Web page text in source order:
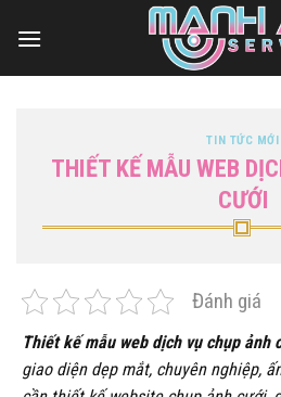
qua
TIN TỨC MỚI
THIẾT KẾ MẪU WEB
CƯỚI
Đánh giá
Thiết kế mẫu web dịch vụ chụp ảnh
giao diện dẹp mắt, chuyên nghiệp,